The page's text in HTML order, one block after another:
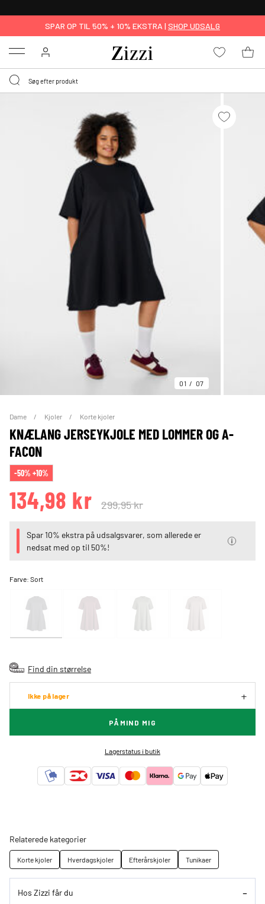
SPAR OP TIL 50% + 10% EKSTRA | SHOP UDSALG
Menu
01 07
Dame Kjoler Korte kjoler
KNÆLANG JERSEYKJOLE MED LOMMER OG A-
FACON
-50% +10%
134,98 kr 299,95 kr
Spar 10% ekstra på udsalgsvarer, som allerede er
nedsat med op til 50%!
Farve:Sort
Find din størrelse
Ikke på lager
PÅMIND MIG
Lagerstatus i butik
Relaterede kategorier
Korte kjoler Hverdagskjoler Efterårskjoler Tunikaer
Hos Zizzi får du